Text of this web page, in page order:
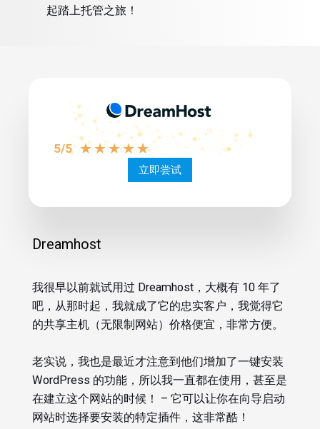
起踏上托管之旅！
5/5 ★★★★★
立即尝试
Dreamhost
我很早以前就试用过 Dreamhost，大概有 10 年了
吧，从那时起，我就成了它的忠实客户，我觉得它
的共享主机（无限制网站）价格便宜，非常方便。
老实说，我也是最近才注意到他们增加了一键安装
WordPress 的功能，所以我一直都在使用，甚至是
在建立这个网站的时候！ – 它可以让你在向导启动
网站时选择要安装的特定插件，这非常酷！